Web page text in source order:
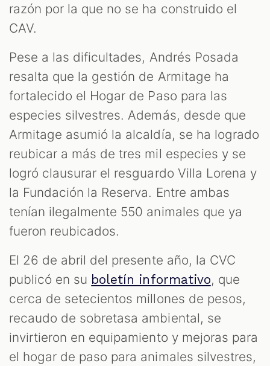
razón por la que no se ha construido el
CAV.
Pese a las dificultades, Andrés Posada
resalta que la gestión de Armitage ha
fortalecido el Hogar de Paso para las
especies silvestres. Además, desde que
Armitage asumió la alcaldía, se ha logrado
reubicar a más de tres mil especies y se
logró clausurar el resguardo Villa Lorena y
la Fundación la Reserva. Entre ambas
tenían ilegalmente 550 animales que ya
fueron reubicados.
El 26 de abril del presente año, la CVC
publicó en su boletín informativo, que
cerca de setecientos millones de pesos,
recaudo de sobretasa ambiental, se
invirtieron en equipamiento y mejoras para
el hogar de paso para animales silvestres,